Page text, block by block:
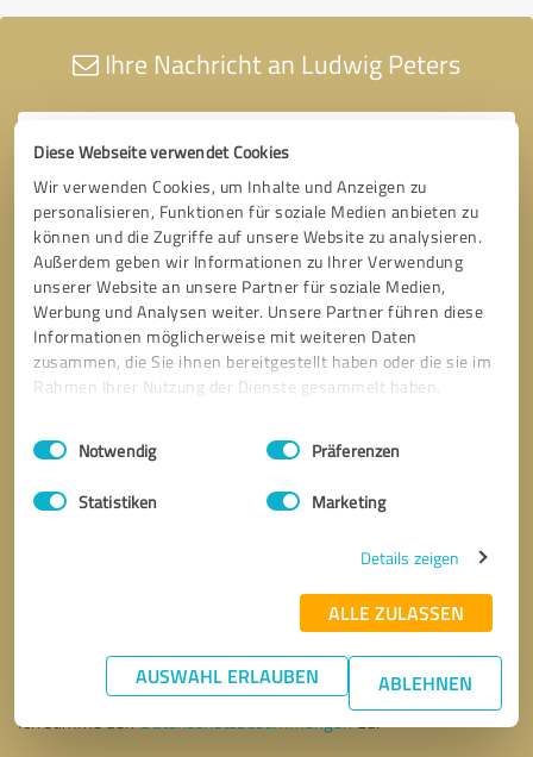
Diese Webseite verwendet Cookies
Wir verwenden Cookies, um Inhalte und Anzeigen zu
personalisieren, Funktionen für soziale Medien anbieten zu
können und die Zugriffe auf unsere Website zu analysieren.
Außerdem geben wir Informationen zu Ihrer Verwendung
unserer Website an unsere Partner für soziale Medien,
Werbung und Analysen weiter. Unsere Partner führen diese
Informationen möglicherweise mit weiteren Daten
zusammen, die Sie ihnen bereitgestellt haben oder die sie im
Rahmen Ihrer Nutzung der Dienste gesammelt haben.
Impressum Datenschutzbestimmungen
Einwilligungsauswahl
Notwendig Präferenzen
Statistiken Marketing
Details zeigen
ALLE ZULASSEN
AUSWAHL ERLAUBEN ABLEHNEN
Ihre Nachricht an Ludwig Peters
* Erforderliche Angaben
Nachricht senden
Ich stimme denDatenschutzbestimmungenzu.